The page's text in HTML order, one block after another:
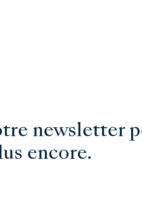
newsletter
encore.